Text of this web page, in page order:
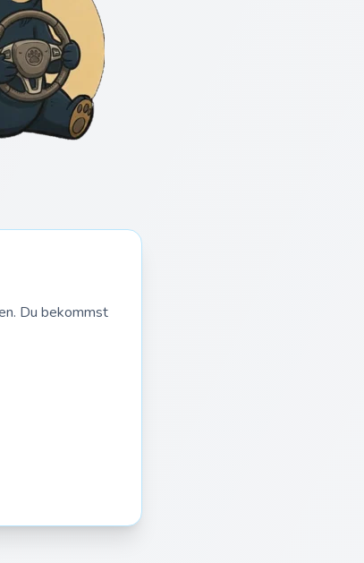
Du bekommst